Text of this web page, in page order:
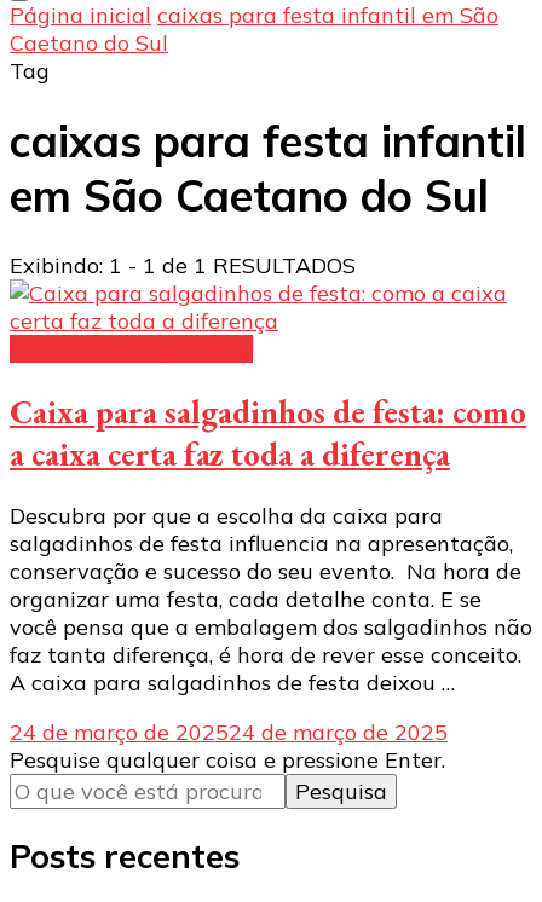
Página inicial caixas para festa infantil em São
Caetano do Sul
Tag
caixas para festa infantil
em São Caetano do Sul
Exibindo: 1 - 1 de 1 RESULTADOS
Caixa para salgadinhos de festa: como
a caixa certa faz toda a diferença
Descubra por que a escolha da caixa para
salgadinhos de festa influencia na apresentação,
conservação e sucesso do seu evento. Na hora de
organizar uma festa, cada detalhe conta. E se
você pensa que a embalagem dos salgadinhos não
faz tanta diferença, é hora de rever esse conceito.
A caixa para salgadinhos de festa deixou …
24 de março de 202524 de março de 2025
Procurando
algo?
Pesquise qualquer coisa e pressione Enter.
Posts recentes